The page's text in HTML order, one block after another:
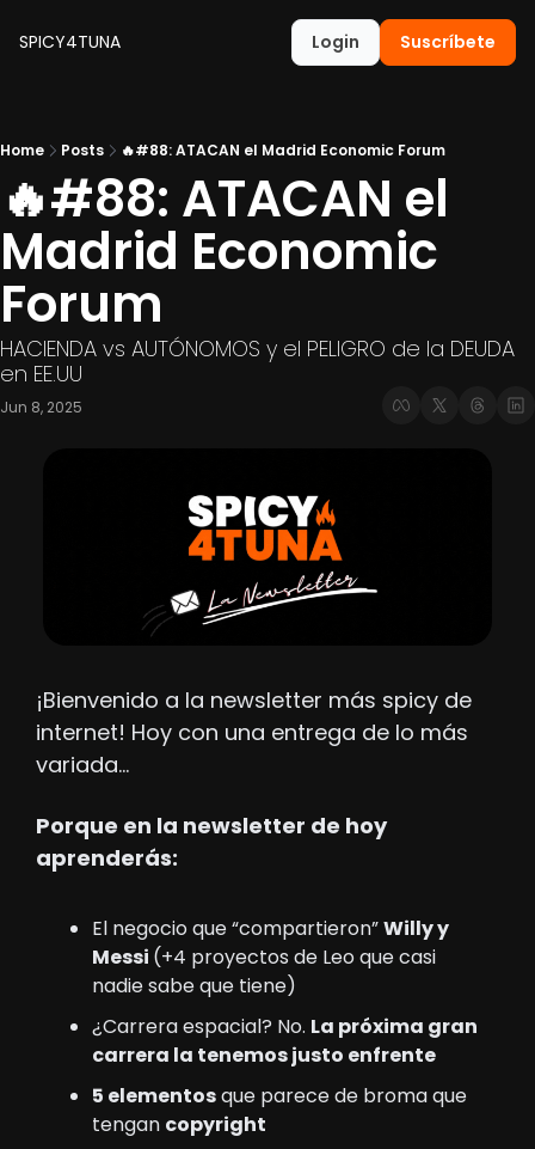
SPICY4TUNA Login Suscríbete
Home Posts 🔥#88: ATACAN el Madrid Economic Forum
🔥#88: ATACAN el
Madrid Economic
Forum
HACIENDA vs AUTÓNOMOS y el PELIGRO de la DEUDA
en EE.UU
Jun 8, 2025
¡Bienvenido a la newsletter más spicy de
internet! Hoy con una entrega de lo más
variada…
Porque en la newsletter de hoy
aprenderás:
El negocio que “compartieron” Willy y
Messi (+4 proyectos de Leo que casi
nadie sabe que tiene)
¿Carrera espacial? No. La próxima gran
carrera la tenemos justo enfrente
5 elementos que parece de broma que
tengan copyright